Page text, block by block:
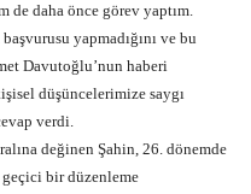
de daha önce görev yaptım.
yapmadığını ve bu
Davutoğlu’nun haberi
düşüncelerimize saygı
verdi.
değinen Şahin, 26. dönemde
bir düzenleme